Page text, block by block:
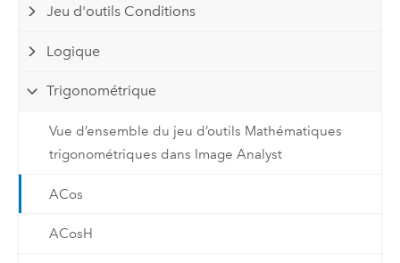
Jeu d'outils Conditions
Logique
Trigonométrique
Vue d’ensemble du jeu d’outils Mathématiques
trigonométriques dans Image Analyst
ACos
ACosH